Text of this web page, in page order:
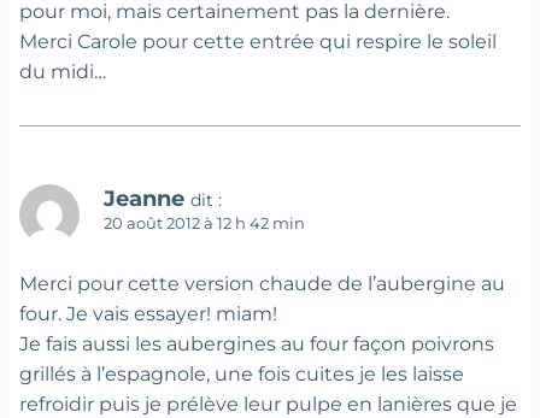
pour moi, mais certainement pas la dernière.
Merci Carole pour cette entrée qui respire le soleil
du midi…
Jeanne dit :
20 août 2012 à 12 h 42 min
Merci pour cette version chaude de l’aubergine au
four. Je vais essayer! miam!
Je fais aussi les aubergines au four façon poivrons
grillés à l’espagnole, une fois cuites je les laisse
refroidir puis je prélève leur pulpe en lanières que je